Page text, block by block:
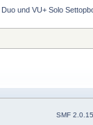
und VU+ Solo
SMF 2.0.15